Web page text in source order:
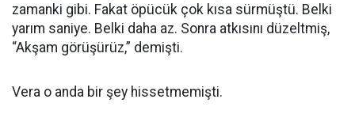
zamanki gibi. Fakat öpücük çok kısa sürmüştü. Belki
yarım saniye. Belki daha az. Sonra atkısını düzeltmiş,
“Akşam görüşürüz,” demişti.
Vera o anda bir şey hissetmemişti.